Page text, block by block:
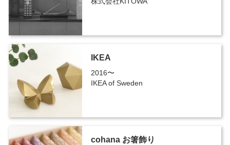
IKEA
2016〜
IKEA of Sweden
cohana お箸飾り